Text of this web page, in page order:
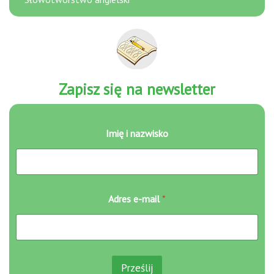
Zapisz się na newsletter
Imię i nazwisko
d
r
m
i
Adres e-mail*
Prześlij